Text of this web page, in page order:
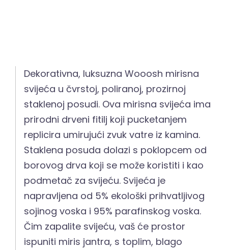
Dekorativna, luksuzna Wooosh mirisna
svijeća u čvrstoj, poliranoj, prozirnoj
staklenoj posudi. Ova mirisna svijeća ima
prirodni drveni fitilj koji pucketanjem
replicira umirujući zvuk vatre iz kamina.
Staklena posuda dolazi s poklopcem od
borovog drva koji se može koristiti i kao
podmetač za svijeću. Svijeća je
napravljena od 5% ekološki prihvatljivog
sojinog voska i 95% parafinskog voska.
Čim zapalite svijeću, vaš će prostor
ispuniti miris jantra, s toplim, blago